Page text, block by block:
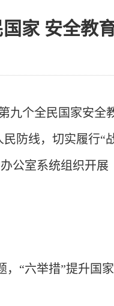
家 安全教
九个全民国家安全
防线，切实履行“
公室系统组织开展
，“六举措”提升国